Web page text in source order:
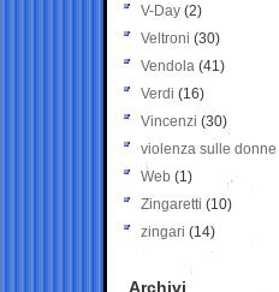
V-Day (2)
Veltroni (30)
Vendola (41)
Verdi (16)
Vincenzi (30)
violenza sulle donne
Web (1)
Zingaretti (10)
zingari (14)
Archivi